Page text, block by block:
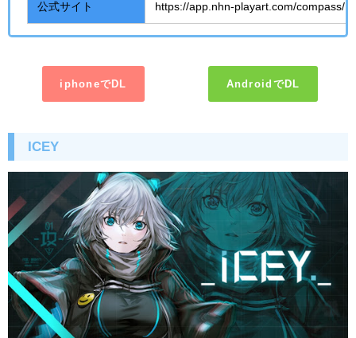
公式サイト https://app.nhn-playart.com/compass/
iphoneでDL AndroidでDL
ICEY